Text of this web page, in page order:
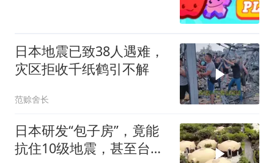
日本地震已致38人遇难，
灾区拒收千纸鹤引不解
范赊舍长
日本研发“包子房”，竟能
抗住10级地震，甚至台风